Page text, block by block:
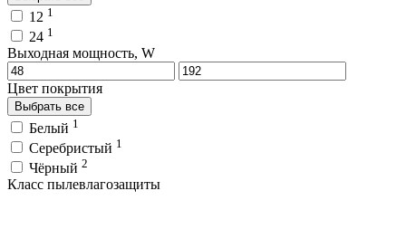
12 1
24 1
Выходная мощность, W
Цвет покрытия
Выбрать все
Белый 1
Серебристый 1
Чёрный 2
Класс пылевлагозащиты